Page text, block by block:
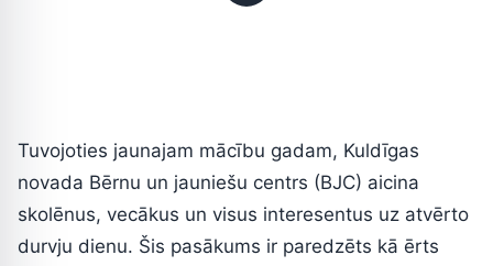
Tuvojoties jaunajam mācību gadam, Kuldīgas
novada Bērnu un jauniešu centrs (BJC) aicina
skolēnus, vecākus un visus interesentus uz atvērto
durvju dienu. Šis pasākums ir paredzēts kā ērts